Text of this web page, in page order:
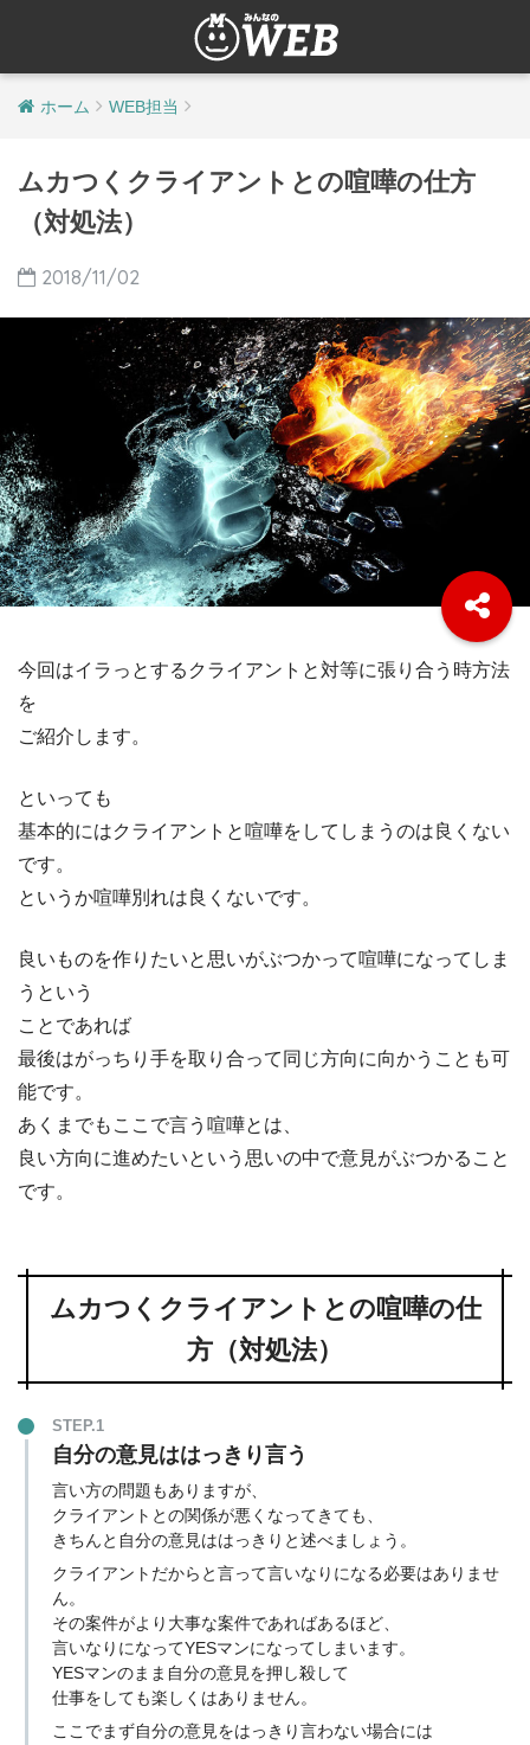
ホーム WEB担当
ムカつくクライアントとの喧嘩の仕方
（対処法）
2018/11/02
今回はイラっとするクライアントと対等に張り合う時方法
を
ご紹介します。
といっても
基本的にはクライアントと喧嘩をしてしまうのは良くない
です。
というか喧嘩別れは良くないです。
良いものを作りたいと思いがぶつかって喧嘩になってしま
うという
ことであれば
最後はがっちり手を取り合って同じ方向に向かうことも可
能です。
あくまでもここで言う喧嘩とは、
良い方向に進めたいという思いの中で意見がぶつかること
です。
ムカつくクライアントとの喧嘩の仕
方（対処法）
STEP.1
自分の意見ははっきり言う
言い方の問題もありますが、
クライアントとの関係が悪くなってきても、
きちんと自分の意見ははっきりと述べましょう。
クライアントだからと言って言いなりになる必要はありませ
ん。
その案件がより大事な案件であればあるほど、
言いなりになってYESマンになってしまいます。
YESマンのまま自分の意見を押し殺して
仕事をしても楽しくはありません。
ここでまず自分の意見をはっきり言わない場合には